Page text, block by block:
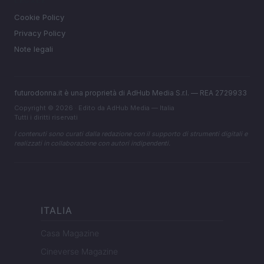
Cookie Policy
Privacy Policy
Note legali
futurodonna.it è una proprietà di AdHub Media S.r.l. — REA 2729933
Copyright © 2026 · Edito da AdHub Media — Italia
Tutti i diritti riservati
I contenuti sono curati dalla redazione con il supporto di strumenti digitali e
realizzati in collaborazione con autori indipendenti.
ITALIA
Casa Magazine
Cineverse Magazine